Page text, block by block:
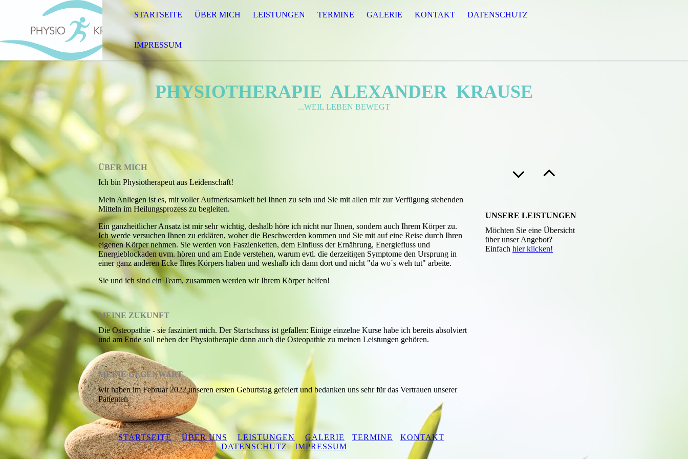
STARTSEITE ÜBER MICH LEISTUNGEN TERMINE GALERIE KONTAKT DATENSCHUTZ
IMPRESSUM
PHYSIOTHERAPIE ALEXANDER KRAUSE
...WEIL LEBEN BEWEGT
ÜBER MICH
Ich bin Physiotherapeut aus Leidenschaft!
Mein Anliegen ist es, mit voller Aufmerksamkeit bei Ihnen zu sein und Sie mit allen mir zur Verfügung stehenden
Mitteln im Heilungsprozess zu begleiten.
Ein ganzheitlicher Ansatz ist mir sehr wichtig, deshalb höre ich nicht nur Ihnen, sondern auch Ihrem Körper zu.
Ich werde versuchen Ihnen zu erklären, woher die Beschwerden kommen und Sie mit auf eine Reise durch Ihren
eigenen Körper nehmen. Sie werden von Faszienketten, dem Einfluss der Ernährung, Energiefluss und
Energieblockaden uvm. hören und am Ende verstehen, warum evtl. die derzeitigen Symptome den Ursprung in
einer ganz anderen Ecke Ihres Körpers haben und weshalb ich dann dort und nicht "da wo´s weh tut" arbeite.
Sie und ich sind ein Team, zusammen werden wir Ihrem Körper helfen!
MEINE ZUKUNFT
Die Osteopathie - sie fasziniert mich. Der Startschuss ist gefallen: Einige einzelne Kurse habe ich bereits absolviert
und am Ende soll neben der Physiotherapie dann auch die Osteopathie zu meinen Leistungen gehören.
MEINE GEGENWART
wir haben im Februar 2022 unseren ersten Geburtstag gefeiert und bedanken uns sehr für das Vertrauen unserer
Patienten
STARTSEITE ÜBER UNS LEISTUNGEN GALERIE TERMINE
KONTAKT
DATENSCHUTZ
IMPRESSUM
UNSERE LEISTUNGEN
Möchten Sie eine Übersicht
über unser Angebot?
Einfach hier klicken!